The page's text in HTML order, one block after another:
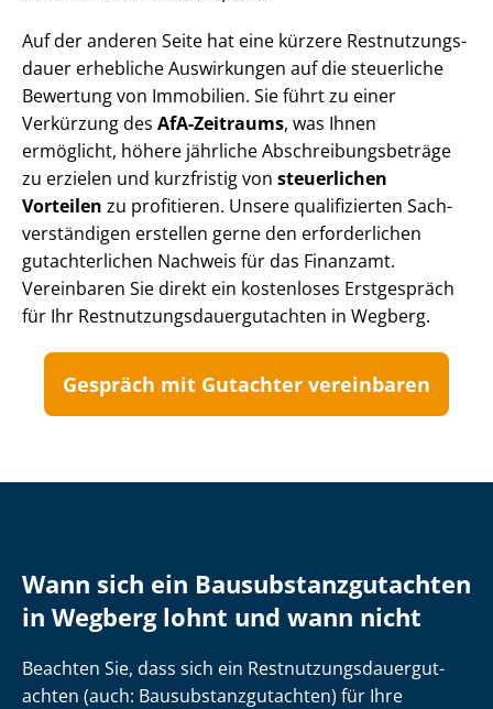
Auf der anderen Seite hat eine kürzere Rest­nut­zungs­
dau­er erhebliche Auswirkungen auf die steuerliche
Bewertung von Immobilien. Sie führt zu einer
Verkürzung des AfA-Zeitraums, was Ihnen
ermöglicht, höhere jährliche Ab­schrei­bungs­be­trä­ge
zu erzielen und kurzfristig von steuerlichen
Vorteilen zu profitieren. Unsere qualifizierten Sach­
ver­stän­di­gen erstellen gerne den erforderlichen
gutachterlichen Nachweis für das Finanzamt.
Vereinbaren Sie direkt ein kostenloses Erstgespräch
für Ihr Rest­nut­zungs­dau­er­gut­ach­ten in Wegberg.
Gespräch mit Gutachter vereinbaren
Wann sich ein Bau­sub­stanz­gut­ach­ten
in Wegberg lohnt und wann nicht
Beachten Sie, dass sich ein Rest­nut­zungs­dau­er­gut­
ach­ten (auch: Bau­sub­stanz­gut­ach­ten) für Ihre